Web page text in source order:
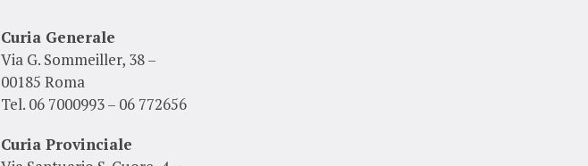
Curia Generale
Via G. Sommeiller, 38 –
00185 Roma
Tel. 06 7000993 – 06 772656
Curia Provinciale